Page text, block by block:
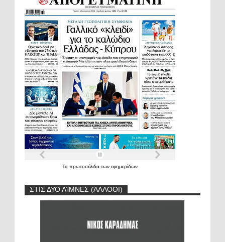
Τα πρωτοσέλιδα των εφημερίδων
ΣΤΙΣ ΔΥΟ ΛΊΜΝΕΣ (ΆΛΛΟΘΙ)